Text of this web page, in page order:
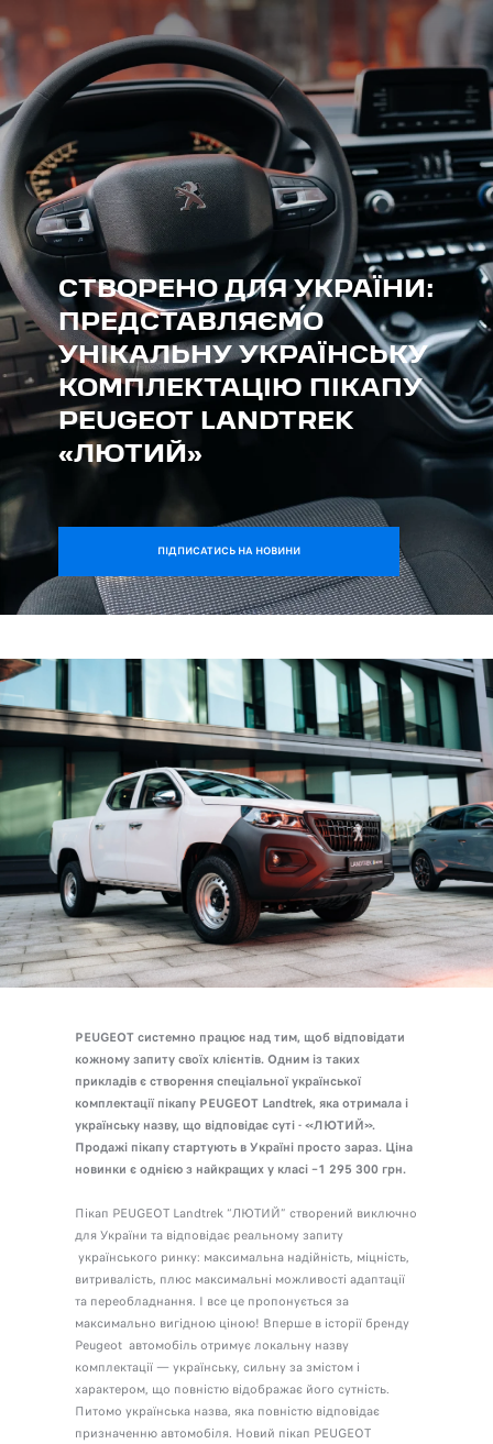
СТВОРЕНО ДЛЯ УКРАЇНИ:
ПРЕДСТАВЛЯЄМО
УНІКАЛЬНУ УКРАЇНСЬКУ
КОМПЛЕКТАЦІЮ ПІКАПУ
PEUGEOT LANDTREK
«ЛЮТИЙ»
ПІДПИСАТИСЬ НА НОВИНИ
PEUGEOT системно працює над тим, щоб відповідати
кожному запиту своїх клієнтів. Одним із таких
прикладів є створення спеціальної української
комплектації пікапу PEUGEOT Landtrek, яка отримала і
українську назву, що відповідає суті - «ЛЮТИЙ».
Продажі пікапу стартують в Україні просто зараз. Ціна
новинки є однією з найкращих у класі –1 295 300 грн.
Пікап PEUGEOT Landtrek “ЛЮТИЙ” створений виключно
для України та відповідає реальному запиту
українського ринку: максимальна надійність, міцність,
витривалість, плюс максимальні можливості адаптації
та переобладнання. І все це пропонується за
максимально вигідною ціною! Вперше в історії бренду
Peugeot автомобіль отримує локальну назву
комплектації — українську, сильну за змістом і
характером, що повністю відображає його сутність.
Питомо українська назва, яка повністю відповідає
призначенню автомобіля. Новий пікап PEUGEOT